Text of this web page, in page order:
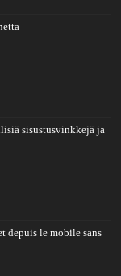
sisustusvinkkejä ja
depuis le mobile sans